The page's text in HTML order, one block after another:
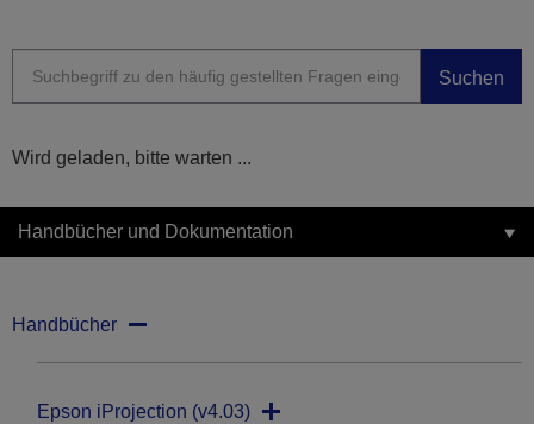
Suchen
Wird geladen, bitte warten ...
Handbücher und Dokumentation
Handbücher
Epson iProjection (v4.03)